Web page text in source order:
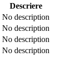
Descriere
No description
No description
No description
No description